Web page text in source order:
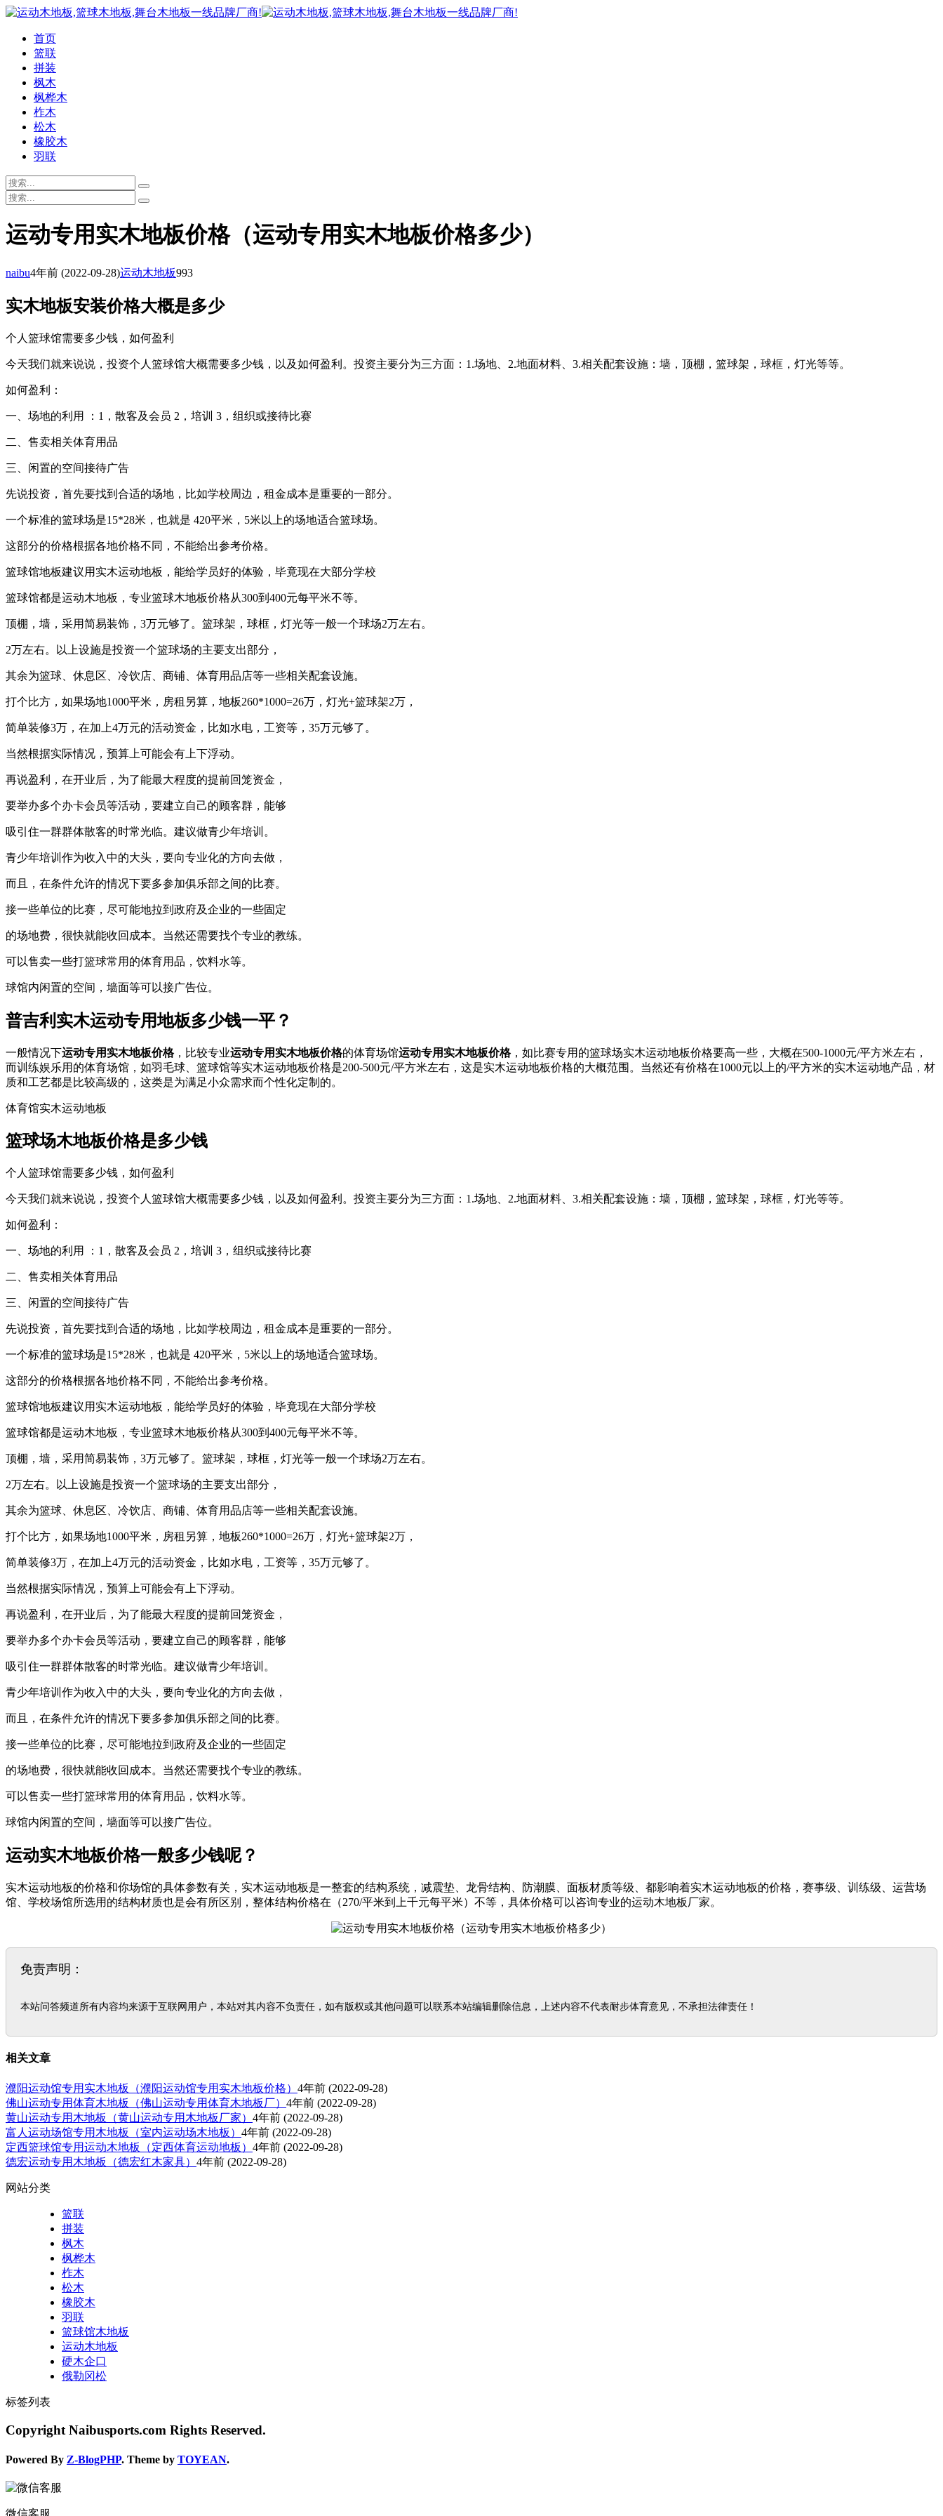
首页
篮联
拼装
枫木
枫桦木
柞木
松木
橡胶木
羽联
运动专用实木地板价格（运动专用实木地板价格多少）
naibu4年前 (2022-09-28)运动木地板993
实木地板安装价格大概是多少
个人篮球馆需要多少钱，如何盈利
今天我们就来说说，投资个人篮球馆大概需要多少钱，以及如何盈利。投资主要分为三方面：1.场地、2.地面材料、3.相关配套设施：墙，顶棚，篮球架，球框，灯光等等。
如何盈利：
一、场地的利用 ：1，散客及会员 2，培训 3，组织或接待比赛
二、售卖相关体育用品
三、闲置的空间接待广告
先说投资，首先要找到合适的场地，比如学校周边，租金成本是重要的一部分。
一个标准的篮球场是15*28米，也就是 420平米，5米以上的场地适合篮球场。
这部分的价格根据各地价格不同，不能给出参考价格。
篮球馆地板建议用实木运动地板，能给学员好的体验，毕竟现在大部分学校
篮球馆都是运动木地板，专业篮球木地板价格从300到400元每平米不等。
顶棚，墙，采用简易装饰，3万元够了。篮球架，球框，灯光等一般一个球场2万左右。
2万左右。以上设施是投资一个篮球场的主要支出部分，
其余为篮球、休息区、冷饮店、商铺、体育用品店等一些相关配套设施。
打个比方，如果场地1000平米，房租另算，地板260*1000=26万，灯光+篮球架2万，
简单装修3万，在加上4万元的活动资金，比如水电，工资等，35万元够了。
当然根据实际情况，预算上可能会有上下浮动。
再说盈利，在开业后，为了能最大程度的提前回笼资金，
要举办多个办卡会员等活动，要建立自己的顾客群，能够
吸引住一群群体散客的时常光临。建议做青少年培训。
青少年培训作为收入中的大头，要向专业化的方向去做，
而且，在条件允许的情况下要多参加俱乐部之间的比赛。
接一些单位的比赛，尽可能地拉到政府及企业的一些固定
的场地费，很快就能收回成本。当然还需要找个专业的教练。
可以售卖一些打篮球常用的体育用品，饮料水等。
球馆内闲置的空间，墙面等可以接广告位。
普吉利实木运动专用地板多少钱一平？
一般情况下运动专用实木地板价格，比较专业运动专用实木地板价格的体育场馆运动专用实木地板价格，如比赛专用的篮球场实木运动地板价格要高一些，大概在500-1000元/平方米左右，
而训练娱乐用的体育场馆，如羽毛球、篮球馆等实木运动地板价格是200-500元/平方米左右，这是实木运动地板价格的大概范围。当然还有价格在1000元以上的/平方米的实木运动地产品，材
质和工艺都是比较高级的，这类是为满足小众需求而个性化定制的。
体育馆实木运动地板
篮球场木地板价格是多少钱
个人篮球馆需要多少钱，如何盈利
今天我们就来说说，投资个人篮球馆大概需要多少钱，以及如何盈利。投资主要分为三方面：1.场地、2.地面材料、3.相关配套设施：墙，顶棚，篮球架，球框，灯光等等。
如何盈利：
一、场地的利用 ：1，散客及会员 2，培训 3，组织或接待比赛
二、售卖相关体育用品
三、闲置的空间接待广告
先说投资，首先要找到合适的场地，比如学校周边，租金成本是重要的一部分。
一个标准的篮球场是15*28米，也就是 420平米，5米以上的场地适合篮球场。
这部分的价格根据各地价格不同，不能给出参考价格。
篮球馆地板建议用实木运动地板，能给学员好的体验，毕竟现在大部分学校
篮球馆都是运动木地板，专业篮球木地板价格从300到400元每平米不等。
顶棚，墙，采用简易装饰，3万元够了。篮球架，球框，灯光等一般一个球场2万左右。
2万左右。以上设施是投资一个篮球场的主要支出部分，
其余为篮球、休息区、冷饮店、商铺、体育用品店等一些相关配套设施。
打个比方，如果场地1000平米，房租另算，地板260*1000=26万，灯光+篮球架2万，
简单装修3万，在加上4万元的活动资金，比如水电，工资等，35万元够了。
当然根据实际情况，预算上可能会有上下浮动。
再说盈利，在开业后，为了能最大程度的提前回笼资金，
要举办多个办卡会员等活动，要建立自己的顾客群，能够
吸引住一群群体散客的时常光临。建议做青少年培训。
青少年培训作为收入中的大头，要向专业化的方向去做，
而且，在条件允许的情况下要多参加俱乐部之间的比赛。
接一些单位的比赛，尽可能地拉到政府及企业的一些固定
的场地费，很快就能收回成本。当然还需要找个专业的教练。
可以售卖一些打篮球常用的体育用品，饮料水等。
球馆内闲置的空间，墙面等可以接广告位。
运动实木地板价格一般多少钱呢？
实木运动地板的价格和你场馆的具体参数有关，实木运动地板是一整套的结构系统，减震垫、龙骨结构、防潮膜、面板材质等级、都影响着实木运动地板的价格，赛事级、训练级、运营场
馆、学校场馆所选用的结构材质也是会有所区别，整体结构价格在（270/平米到上千元每平米）不等，具体价格可以咨询专业的运动木地板厂家。
免责声明：
本站问答频道所有内容均来源于互联网用户，本站对其内容不负责任，如有版权或其他问题可以联系本站编辑删除信息，上述内容不代表耐步体育意见，不承担法律责任！
相关文章
濮阳运动馆专用实木地板（濮阳运动馆专用实木地板价格） 4年前 (2022-09-28)
佛山运动专用体育木地板（佛山运动专用体育木地板厂） 4年前 (2022-09-28)
黄山运动专用木地板（黄山运动专用木地板厂家） 4年前 (2022-09-28)
富人运动场馆专用木地板（室内运动场木地板） 4年前 (2022-09-28)
定西篮球馆专用运动木地板（定西体育运动地板） 4年前 (2022-09-28)
德宏运动专用木地板（德宏红木家具） 4年前 (2022-09-28)
网站分类
篮联
拼装
枫木
枫桦木
柞木
松木
橡胶木
羽联
篮球馆木地板
运动木地板
硬木企口
俄勒冈松
标签列表
Copyright Naibusports.com Rights Reserved.
Powered By Z-BlogPHP. Theme by TOYEAN.
微信客服